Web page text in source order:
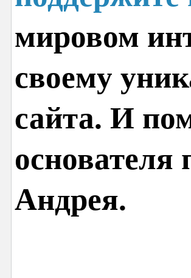
мировом
своему
сайта. И
Андрея.